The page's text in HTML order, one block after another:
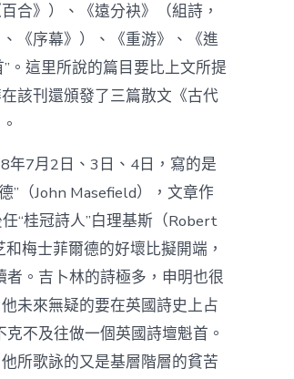
合》）、《遠分袂》（組詩，
《序幕》）、《重游》、《進
。這里所說的篇目要比上文所提
該刊還頒發了三篇散文《古代
年7月2日、3日、4日，寫的是
”（John Masefield），文章作
“桂冠詩人”白理基斯（Robert
梅士菲爾德的好壞比擬開端，
。吉卜林的詩極多，申明也很
未來無疑的要在英國詩史上占
不及往做一個英國詩壇魁首。
所歌詠的又是基層階層的貧苦